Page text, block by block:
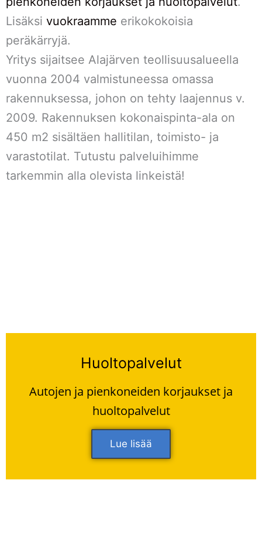
Lisäksi vuokraamme erikokokoisia
peräkärryjä.
Yritys sijaitsee Alajärven teollisuusalueella
vuonna 2004 valmistuneessa omassa
rakennuksessa, johon on tehty laajennus v.
2009. Rakennuksen kokonaispinta-ala on
450 m2 sisältäen hallitilan, toimisto- ja
varastotilat. Tutustu palveluihimme
tarkemmin alla olevista linkeistä!
Huoltopalvelut
Autojen ja pienkoneiden korjaukset ja
huoltopalvelut
Lue lisää